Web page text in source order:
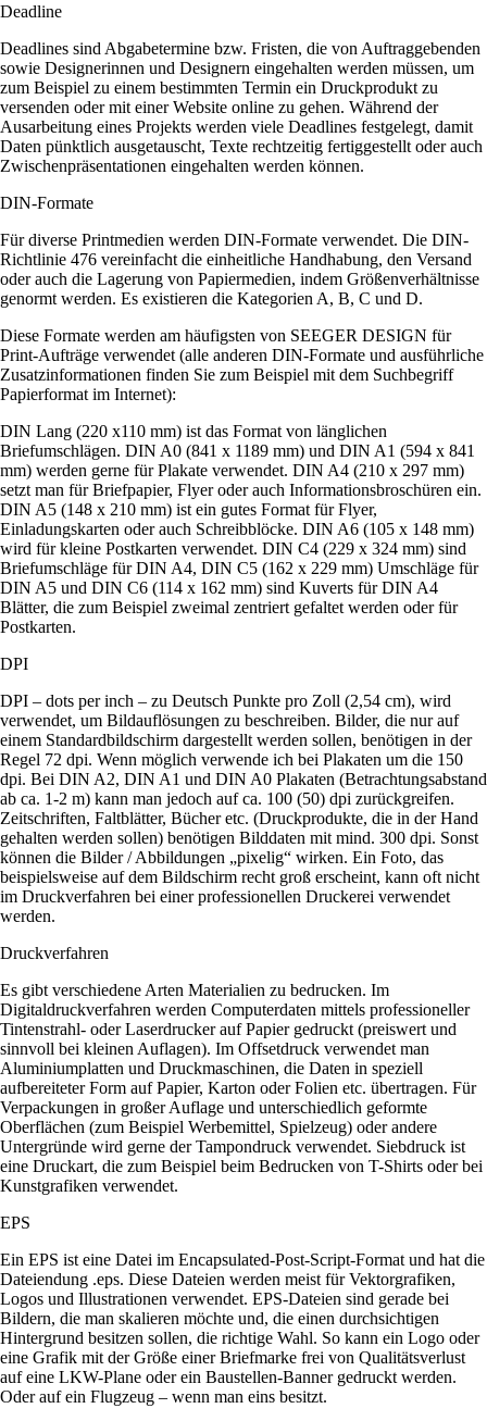
Deadline
Deadlines sind Abgabetermine bzw. Fristen, die von Auftraggebenden
sowie Designerinnen und Designern eingehalten werden müssen, um
zum Beispiel zu einem bestimmten Termin ein Druckprodukt zu
versenden oder mit einer Website online zu gehen. Während der
Ausarbeitung eines Projekts werden viele Deadlines festgelegt, damit
Daten pünktlich ausgetauscht, Texte rechtzeitig fertiggestellt oder auch
Zwischenpräsentationen eingehalten werden können.
DIN-Formate
Für diverse Printmedien werden DIN-Formate verwendet. Die DIN-
Richtlinie 476 vereinfacht die einheitliche Handhabung, den Versand
oder auch die Lagerung von Papiermedien, indem Größenverhältnisse
genormt werden. Es existieren die Kategorien A, B, C und D.
Diese Formate werden am häufigsten von SEEGER DESIGN für
Print-Aufträge verwendet (alle anderen DIN-Formate und ausführliche
Zusatzinformationen finden Sie zum Beispiel mit dem Suchbegriff
Papierformat im Internet):
DIN Lang (220 x110 mm) ist das Format von länglichen
Briefumschlägen. DIN A0 (841 x 1189 mm) und DIN A1 (594 x 841
mm) werden gerne für Plakate verwendet. DIN A4 (210 x 297 mm)
setzt man für Briefpapier, Flyer oder auch Informationsbroschüren ein.
DIN A5 (148 x 210 mm) ist ein gutes Format für Flyer,
Einladungskarten oder auch Schreibblöcke. DIN A6 (105 x 148 mm)
wird für kleine Postkarten verwendet. DIN C4 (229 x 324 mm) sind
Briefumschläge für DIN A4, DIN C5 (162 x 229 mm) Umschläge für
DIN A5 und DIN C6 (114 x 162 mm) sind Kuverts für DIN A4
Blätter, die zum Beispiel zweimal zentriert gefaltet werden oder für
Postkarten.
DPI
DPI – dots per inch – zu Deutsch Punkte pro Zoll (2,54 cm), wird
verwendet, um Bildauflösungen zu beschreiben. Bilder, die nur auf
einem Standardbildschirm dargestellt werden sollen, benötigen in der
Regel 72 dpi. Wenn möglich verwende ich bei Plakaten um die 150
dpi. Bei DIN A2, DIN A1 und DIN A0 Plakaten (Betrachtungsabstand
ab ca. 1-2 m) kann man jedoch auf ca. 100 (50) dpi zurückgreifen.
Zeitschriften, Faltblätter, Bücher etc. (Druckprodukte, die in der Hand
gehalten werden sollen) benötigen Bilddaten mit mind. 300 dpi. Sonst
können die Bilder / Abbildungen „pixelig“ wirken. Ein Foto, das
beispielsweise auf dem Bildschirm recht groß erscheint, kann oft nicht
im Druckverfahren bei einer professionellen Druckerei verwendet
werden.
Druckverfahren
Es gibt verschiedene Arten Materialien zu bedrucken. Im
Digitaldruckverfahren werden Computerdaten mittels professioneller
Tintenstrahl- oder Laserdrucker auf Papier gedruckt (preiswert und
sinnvoll bei kleinen Auflagen). Im Offsetdruck verwendet man
Aluminiumplatten und Druckmaschinen, die Daten in speziell
aufbereiteter Form auf Papier, Karton oder Folien etc. übertragen. Für
Verpackungen in großer Auflage und unterschiedlich geformte
Oberflächen (zum Beispiel Werbemittel, Spielzeug) oder andere
Untergründe wird gerne der Tampondruck verwendet. Siebdruck ist
eine Druckart, die zum Beispiel beim Bedrucken von T-Shirts oder bei
Kunstgrafiken verwendet.
EPS
Ein EPS ist eine Datei im Encapsulated-Post-Script-Format und hat die
Dateiendung .eps. Diese Dateien werden meist für Vektorgrafiken,
Logos und Illustrationen verwendet. EPS-Dateien sind gerade bei
Bildern, die man skalieren möchte und, die einen durchsichtigen
Hintergrund besitzen sollen, die richtige Wahl. So kann ein Logo oder
eine Grafik mit der Größe einer Briefmarke frei von Qualitätsverlust
auf eine LKW-Plane oder ein Baustellen-Banner gedruckt werden.
Oder auf ein Flugzeug – wenn man eins besitzt.